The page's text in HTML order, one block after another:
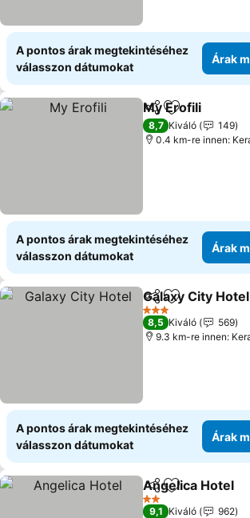
A pontos árak megtekintéséhez
válasszon dátumokat
Árak
Megosztás
Hozzáadás
My Erofili
8,7 Kiváló
149
0.4 km-re innen:
A pontos árak megtekintéséhez
válasszon dátumokat
Árak
Megosztás
Hozzáadás
Galaxy City Hotel
3 Kategória
8,5 Kiváló
569
9.3 km-re innen:
A pontos árak megtekintéséhez
válasszon dátumokat
Árak
Megosztás
Hozzáadás
Angelica Hotel
2 Kategória
9,1 Kiváló
962